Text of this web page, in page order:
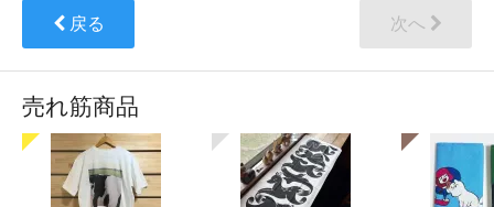
戻る 次へ
売れ筋商品